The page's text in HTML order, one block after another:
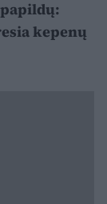
kepenų